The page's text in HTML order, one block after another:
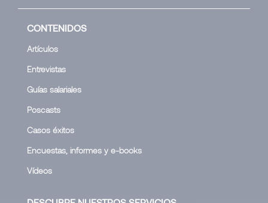
CONTENIDOS
Artículos
Entrevistas
Guías salariales
Poscasts
Casos éxitos
Encuestas, informes y e-books
Vídeos